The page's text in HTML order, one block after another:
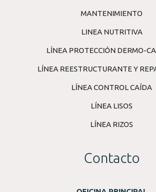
MANTENIMIENTO
LINEA NUTRITIVA
LÍNEA PROTECCIÓN DERMO-
LÍNEA REESTRUCTURANTE Y
LÍNEA CONTROL CAÍDA
LÍNEA LISOS
LÍNEA RIZOS
Contacto